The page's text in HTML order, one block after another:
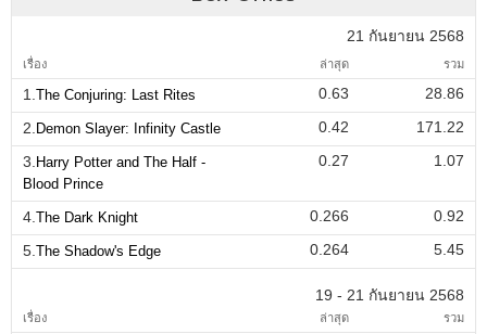
21 กันยายน 2568
เรื่อง ล่าสุด รวม
1. The Conjuring: Last Rites 0.63
28.86
2. Demon Slayer: Infinity Castle 0.42
171.22
3. Harry Potter and The Half -
Blood Prince
0.27 1.07
4. The Dark Knight 0.266
0.92
5. The Shadow's Edge 0.264 5.45
19 - 21 กันยายน 2568
เรื่อง ล่าสุด รวม